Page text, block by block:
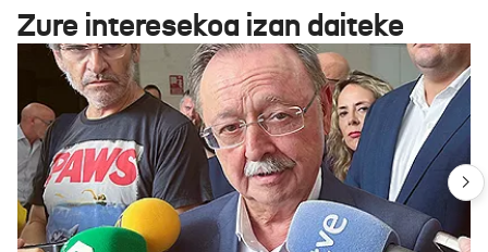
Zure interesekoa izan daiteke